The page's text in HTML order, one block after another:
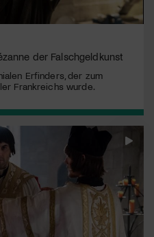
der Falschgeldkunst
Erfinders, der zum
Frankreichs wurde.